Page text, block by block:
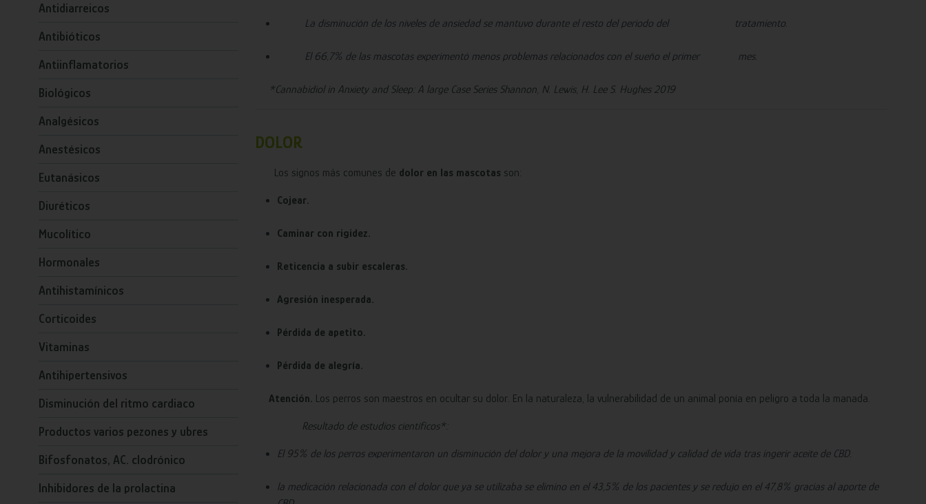
Antidiarreicos
Antibióticos
Antiinflamatorios
Biológicos
Analgésicos
Anestésicos
Eutanásicos
Diuréticos
Mucolítico
Hormonales
Antihistamínicos
Corticoides
Vitaminas
Antihipertensivos
Disminución del ritmo cardiaco
Productos varios pezones y ubres
Bifosfonatos, AC. clodrónico
Inhibidores de la prolactina
La disminución de los niveles de ansiedad se mantuvo durante el resto del periodo del tratamiento.
El 66,7% de las mascotas experimentó menos problemas relacionados con el sueño el primer mes.
*Cannabidiol in Anxiety and Sleep: A large Case Series Shannon, N. Lewis, H. Lee S. Hughes 2019
DOLOR
Los signos más comunes de dolor en las mascotas son:
Cojear.
Caminar con rigidez.
Reticencia a subir escaleras.
Agresión inesperada.
Pérdida de apetito.
Pérdida de alegría.
Atención. Los perros son maestros en ocultar su dolor. En la naturaleza, la vulnerabilidad de un animal ponía en peligro a toda la manada.
Resultado de estudios científicos*:
El 95% de los perros experimentaron un disminución del dolor y una mejora de la movilidad y calidad de vida tras ingerir aceite de CBD.
la medicación relacionada con el dolor que ya se utilizaba se elimino en el 43,5% de los pacientes y se redujo en el 47,8% gracias al aporte de